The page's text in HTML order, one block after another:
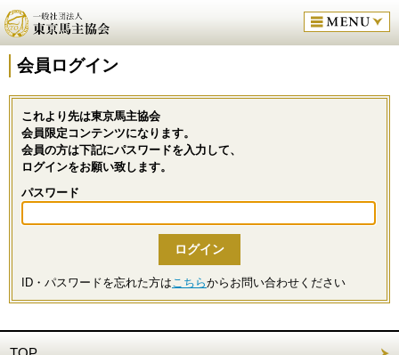
会員ログイン
これより先は東京馬主協会
会員限定コンテンツになります。
会員の方は下記にパスワードを入力して、
ログインをお願い致します。
パスワード
ID・パスワードを忘れた方はこちらからお問い合わせください